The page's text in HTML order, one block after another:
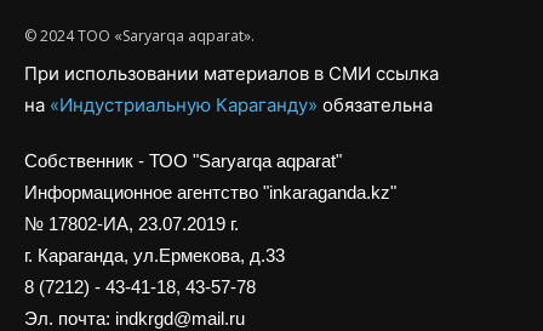
© 2024 ТОО «Saryarqa aqparat».
При использовании материалов в СМИ ссылка
на «Индустриальную Караганду» обязательна
Собственник - ТОО "Saryarqa aqparat"
Информационное агентство "inkaraganda.kz"
№ 17802-ИА, 23.07.2019 г.
г. Караганда, ул.Ермекова, д.33
8 (7212) - 43-41-18, 43-57-78
Эл. почта: indkrgd@mail.ru